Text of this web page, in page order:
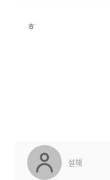
ㅎ
설해